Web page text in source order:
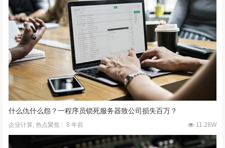
什么仇什么怨？一程序员锁死服务器致公司损失百万？
企业计算,热点聚焦 8 年前 11.28W